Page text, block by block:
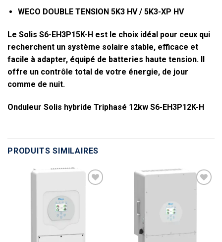
WECO DOUBLE TENSION 5K3 HV / 5K3-XP HV
Le Solis S6-EH3P15K-H est le choix idéal pour ceux qui
recherchent un système solaire stable, efficace et
facile à adapter, équipé de batteries haute tension. Il
offre un contrôle total de votre énergie, de jour
comme de nuit.
Onduleur Solis hybride Triphasé 12kw S6-EH3P12K-H
PRODUITS SIMILAIRES